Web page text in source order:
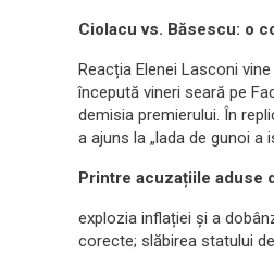
Ciolacu vs. Băsescu: o
Reacția Elenei Lasconi
începută vineri seară pe
demisia premierului. În
a ajuns la „lada de gunoi a
Printre acuzațiile aduse
explozia inflației și a
corecte; slăbirea statului